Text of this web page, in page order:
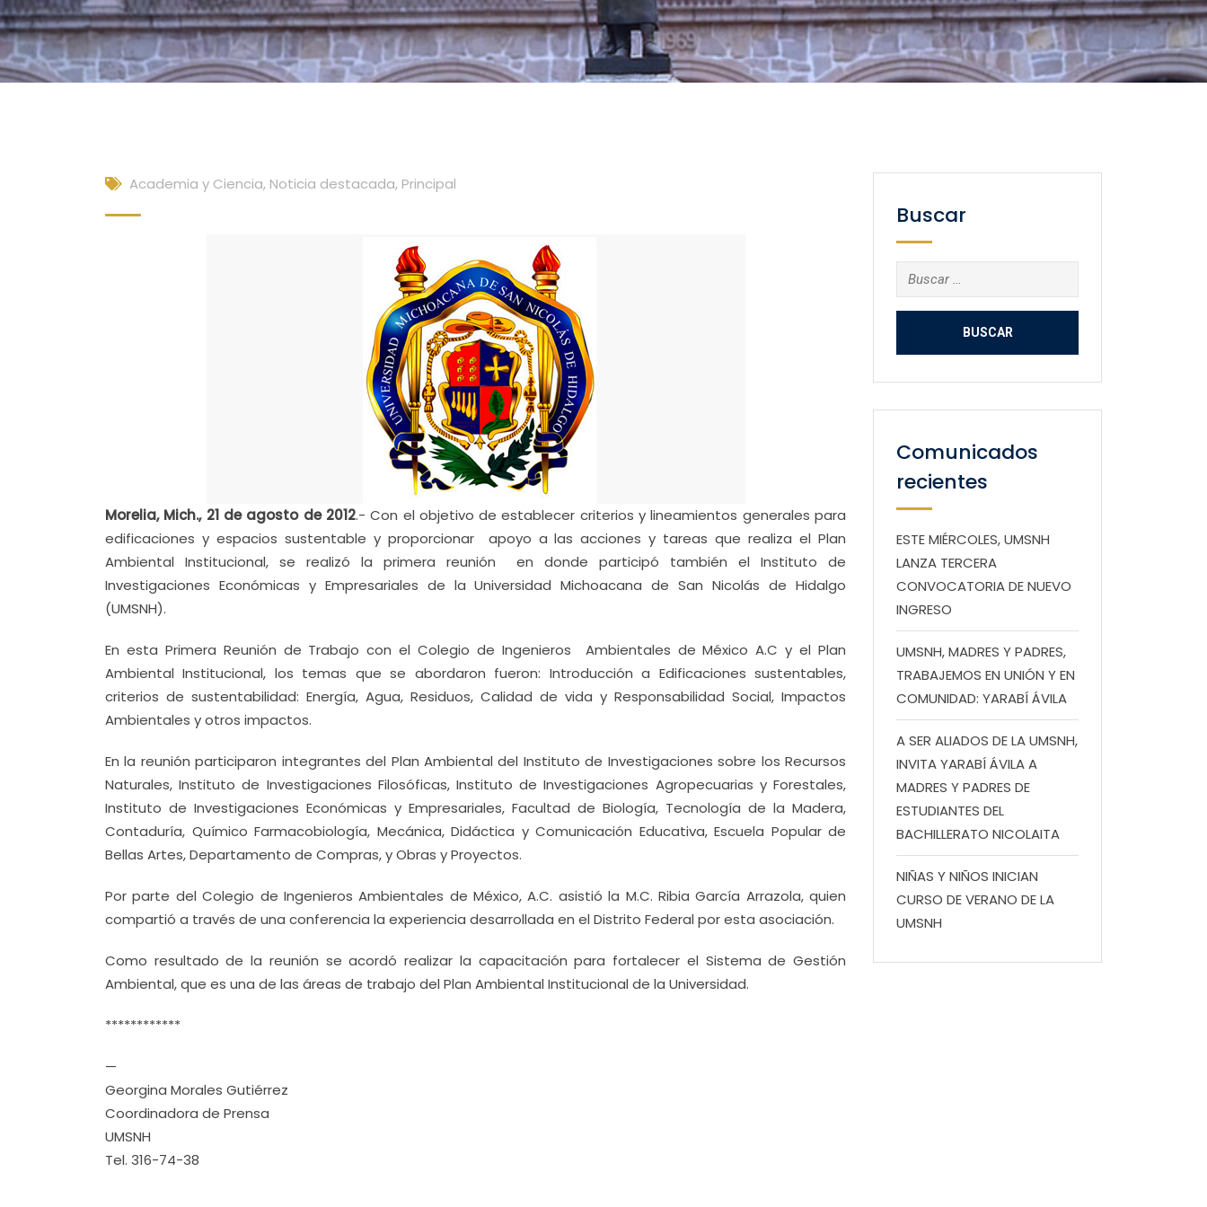
Academia y Ciencia, Noticia destacada, Principal
Morelia, Mich., 21 de agosto de 2012.- Con el objetivo de establecer criterios y lineamientos generales para
edificaciones y espacios sustentable y proporcionar apoyo a las acciones y tareas que realiza el Plan
Ambiental Institucional, se realizó la primera reunión en donde participó también el Instituto de
Investigaciones Económicas y Empresariales de la Universidad Michoacana de San Nicolás de Hidalgo
(UMSNH).
En esta Primera Reunión de Trabajo con el Colegio de Ingenieros Ambientales de México A.C y el Plan
Ambiental Institucional, los temas que se abordaron fueron: Introducción a Edificaciones sustentables,
criterios de sustentabilidad: Energía, Agua, Residuos, Calidad de vida y Responsabilidad Social, Impactos
Ambientales y otros impactos.
En la reunión participaron integrantes del Plan Ambiental del Instituto de Investigaciones sobre los Recursos
Naturales, Instituto de Investigaciones Filosóficas, Instituto de Investigaciones Agropecuarias y Forestales,
Instituto de Investigaciones Económicas y Empresariales, Facultad de Biología, Tecnología de la Madera,
Contaduría, Químico Farmacobiología, Mecánica, Didáctica y Comunicación Educativa, Escuela Popular de
Bellas Artes, Departamento de Compras, y Obras y Proyectos.
Por parte del Colegio de Ingenieros Ambientales de México, A.C. asistió la M.C. Ribia García Arrazola, quien
compartió a través de una conferencia la experiencia desarrollada en el Distrito Federal por esta asociación.
Como resultado de la reunión se acordó realizar la capacitación para fortalecer el Sistema de Gestión
Ambiental, que es una de las áreas de trabajo del Plan Ambiental Institucional de la Universidad.
************
—
Georgina Morales Gutiérrez
Coordinadora de Prensa
UMSNH
Tel. 316-74-38
Buscar
Buscar:
Comunicados
recientes
ESTE MIÉRCOLES, UMSNH
LANZA TERCERA
CONVOCATORIA DE NUEVO
INGRESO
UMSNH, MADRES Y PADRES,
TRABAJEMOS EN UNIÓN Y EN
COMUNIDAD: YARABÍ ÁVILA
A SER ALIADOS DE LA UMSNH,
INVITA YARABÍ ÁVILA A
MADRES Y PADRES DE
ESTUDIANTES DEL
BACHILLERATO NICOLAITA
NIÑAS Y NIÑOS INICIAN
CURSO DE VERANO DE LA
UMSNH